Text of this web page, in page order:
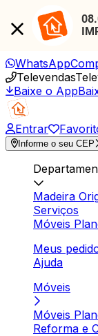
WhatsApp
Televendas
Baixe o App
Entrar
Informe o seu CEP
Madeira
Serviços
Móveis
Meus
Ajuda
Móveis
Móveis
Reforma e